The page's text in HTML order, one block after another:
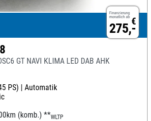
Finanzierung
monatlich ab €
275,-
GT NAVI KLIMA LED DAB AHK
PS) | Automatik
(komb.) **WLTP